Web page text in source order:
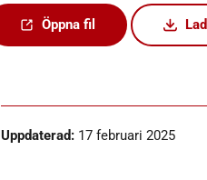
Öppna fil
Uppdaterad: 17 februari 2025